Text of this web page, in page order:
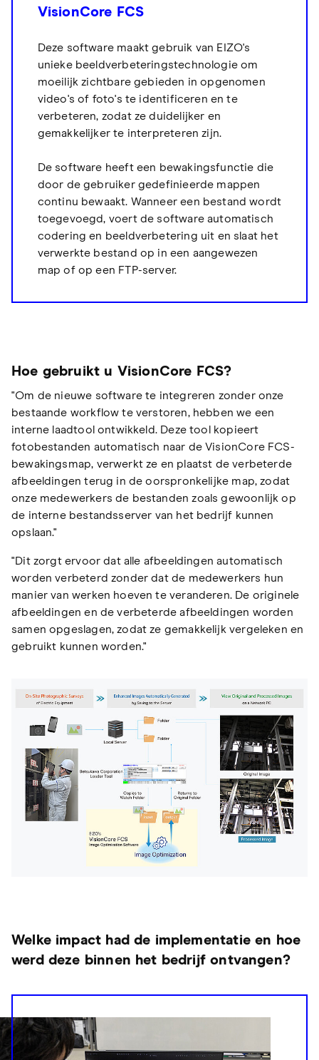
VisionCore FCS
Deze software maakt gebruik van EIZO's
unieke beeldverbeteringstechnologie om
moeilijk zichtbare gebieden in opgenomen
video's of foto's te identificeren en te
verbeteren, zodat ze duidelijker en
gemakkelijker te interpreteren zijn.
De software heeft een bewakingsfunctie die
door de gebruiker gedefinieerde mappen
continu bewaakt. Wanneer een bestand wordt
toegevoegd, voert de software automatisch
codering en beeldverbetering uit en slaat het
verwerkte bestand op in een aangewezen
map of op een FTP-server.
Hoe gebruikt u VisionCore FCS?
"Om de nieuwe software te integreren zonder onze
bestaande workflow te verstoren, hebben we een
interne laadtool ontwikkeld. Deze tool kopieert
fotobestanden automatisch naar de VisionCore FCS-
bewakingsmap, verwerkt ze en plaatst de verbeterde
afbeeldingen terug in de oorspronkelijke map, zodat
onze medewerkers de bestanden zoals gewoonlijk op
de interne bestandsserver van het bedrijf kunnen
opslaan."
"Dit zorgt ervoor dat alle afbeeldingen automatisch
worden verbeterd zonder dat de medewerkers hun
manier van werken hoeven te veranderen. De originele
afbeeldingen en de verbeterde afbeeldingen worden
samen opgeslagen, zodat ze gemakkelijk vergeleken en
gebruikt kunnen worden."
Welke impact had de implementatie en hoe
werd deze binnen het bedrijf ontvangen?